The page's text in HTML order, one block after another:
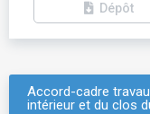
Dépôt
Accord-cadre
intérieur et du clos